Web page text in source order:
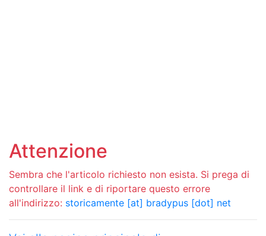
Attenzione
Sembra che l'articolo richiesto non esista. Si prega di
controllare il link e di riportare questo errore
all'indirizzo: storicamente [at] bradypus [dot] net